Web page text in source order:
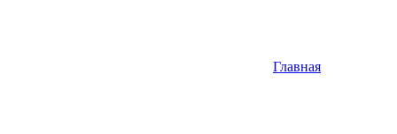
Главная